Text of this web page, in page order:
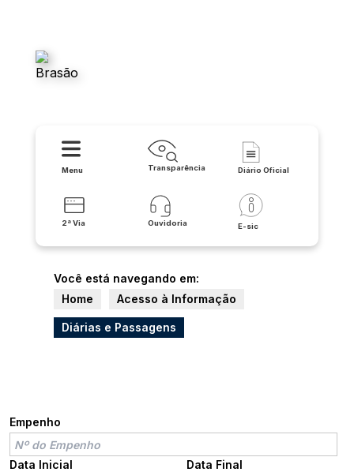
Menu Transparência Diário Oficial
2ª Via Ouvidoria E-sic
Você está navegando em:
Home
Acesso à Informação
Diárias e Passagens
Empenho
Data Inicial Data Final